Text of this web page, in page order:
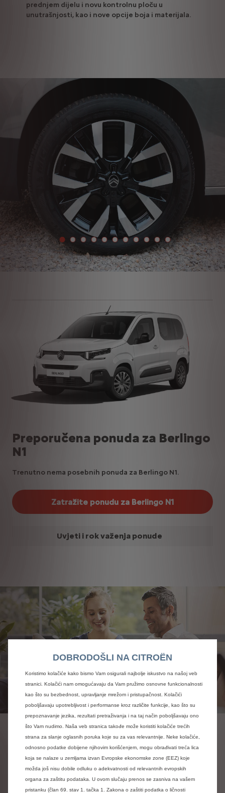
prednjem dijelu i novu kontrolnu ploču u
unutrašnjosti, kao i nove opcije boja i materijala.
Preporučena ponuda za Berlingo
N1
Trenutno nema posebnih ponuda za Berlingo N1.
Zatražite ponudu za Berlingo N1
Uvjeti i rok važenja ponude
Pošaljite upit putem
interneta ili ga predajte u
prodajnom salonu
DOBRODOŠLI NA CITROËN
Koristimo kolačiće kako bismo Vam osigurali najbolje iskustvo na našoj veb
stranici. Kolačići nam omogućavaju da Vam pružimo osnovne funkcionalnosti
kao što su bezbednost, upravljanje mrežom i pristupačnost. Kolačići
poboljšavaju upotrebljivost i performanse kroz različite funkcije, kao što su
prepoznavanje jezika, rezultati pretraživanja i na taj način poboljšavaju ono
što Vam nudimo. Naša veb stranica takođe može koristiti kolačiće trećih
strana za slanje oglasnih poruka koje su za vas relevantnije. Neke kolačiće,
odnosno podatke dobijene njihovim korišćenjem, mogu obrađivati treća lica
koja se nalaze u zemljama izvan Evropske ekonomske zone (EEZ) koje
možda još nisu dobile odluku o adekvatnosti od relevantnih evropskih
organa za zaštitu podataka. U ovom slučaju prenos se zasniva na vašem
pristanku (član 69. stav 1. tačka 1. Zakona o zaštiti podatka o ličnosti